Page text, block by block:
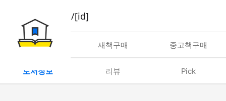
book/rent/[id]
대여 새책구매 중고책구매
도서정보 리뷰 Pick